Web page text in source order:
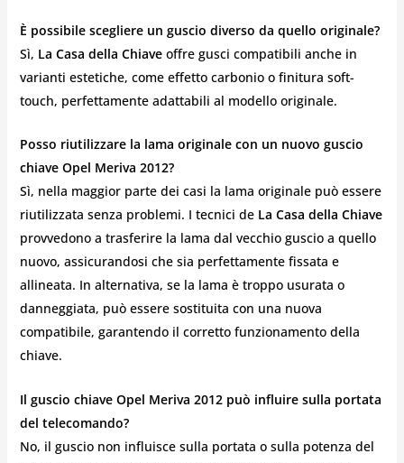
È possibile scegliere un guscio diverso da quello originale?
Sì, La Casa della Chiaveoffre gusci compatibili anche in
varianti estetiche, come effetto carbonio o finitura soft-
touch, perfettamente adattabili al modello originale.
Posso riutilizzare la lama originale con un nuovo guscio
chiave Opel Meriva 2012?
Sì, nella maggior parte dei casi la lama originale può essere
riutilizzata senza problemi. I tecnici de La Casa della Chiave
provvedono a trasferire la lama dal vecchio guscio a quello
nuovo, assicurandosi che sia perfettamente fissata e
allineata. In alternativa, se la lama è troppo usurata o
danneggiata, può essere sostituita con una nuova
compatibile, garantendo il corretto funzionamento della
chiave.
Il guscio chiave Opel Meriva 2012 può influire sulla portata
del telecomando?
No, il guscio non influisce sulla portata o sulla potenza del